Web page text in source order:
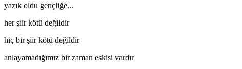
yazık oldu gençliğe...
her şiir kötü değildir
hiç bir şiir kötü değildir
anlayamadığımız bir zaman eskisi vardır